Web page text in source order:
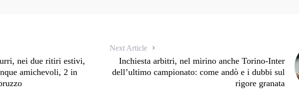
nei due ritiri estivi,
amichevoli, 2 in
Next Article
Inchiesta arbitri, nel mirino anche Torino-Inter
dell’ultimo campionato: come andò e i dubbi sul
rigore granata